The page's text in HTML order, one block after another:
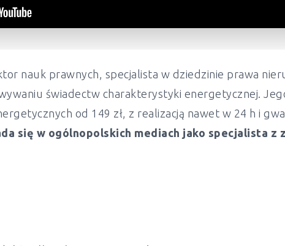
nauk prawnych, specjalista w dziedzinie prawa
świadectw charakterystyki energetycznej.
od 149 zł, z realizacją nawet w 24 h i
się w ogólnopolskich mediach jako specjalista